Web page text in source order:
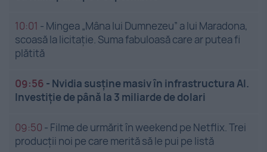
10:01 - Mingea „Mâna lui Dumnezeu” a lui Maradona,
scoasă la licitație. Suma fabuloasă care ar putea fi
plătită
09:56 - Nvidia susține masiv în infrastructura AI.
Investiție de până la 3 miliarde de dolari
09:50 - Filme de urmărit în weekend pe Netflix. Trei
producții noi pe care merită să le pui pe listă